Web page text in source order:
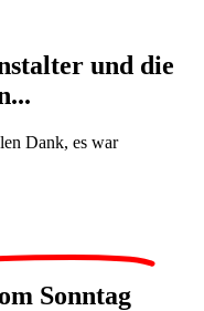
und die
Dank, es war
Sonntag